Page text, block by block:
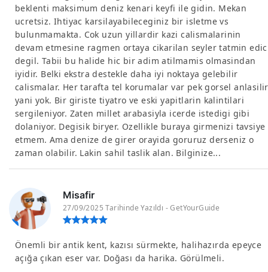
beklenti maksimum deniz kenari keyfi ile gidin. Mekan
ucretsiz. Ihtiyac karsilayabileceginiz bir isletme vs
bulunmamakta. Cok uzun yillardir kazi calismalarinin
devam etmesine ragmen ortaya cikarilan seyler tatmin
degil. Tabii bu halide hic bir adim atilmamis olmasindan
iyidir. Belki ekstra destekle daha iyi noktaya gelebilir
calismalar. Her tarafta tel korumalar var pek gorsel anlasilir
yani yok. Bir giriste tiyatro ve eski yapitlarin kalintilari
sergileniyor. Zaten millet arabasiyla icerde istedigi gibi
dolaniyor. Degisik biryer. Ozellikle buraya girmenizi tavsiye
etmem. Ama denize de girer orayida goruruz derseniz o
zaman olabilir. Lakin sahil taslik alan. Bilginize...
Misafir
27/09/2025 Tarihinde Yazıldı - GetYourGuide
Önemli bir antik kent, kazısı sürmekte, halihazırda epeyce
açığa çıkan eser var. Doğası da harika. Görülmeli.